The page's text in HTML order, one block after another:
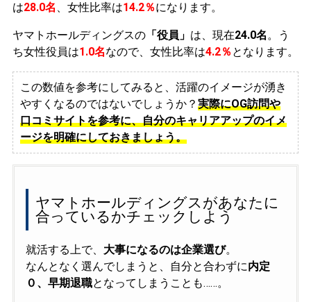
は28.0名 、女性比率は14.2％になります。
ヤマトホールディングスの「役員」 は、現在24.0名。う
ち女性役員は1.0名なので、女性比率は4.2％ となります。
この数値を参考にしてみると、活躍のイメージが湧き
やすくなるのではないでしょうか？ 実際にOG訪問や
口コミサイトを参考に、自分のキャリアアップのイメ
ージを明確にしておきましょう。
ヤマトホールディングスがあなたに
合っているかチェックしよう
就活する上で、 大事になるのは企業選び。
なんとなく選んでしまうと、自分と合わずに内定
０、早期退職となってしまうことも……。